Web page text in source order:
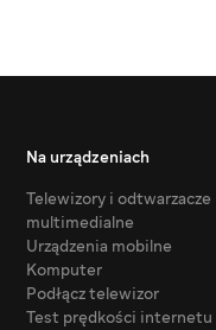
Na urządzeniach
Telewizory i odtwarzacze
multimedialne
Urządzenia mobilne
Komputer
Podłącz telewizor
Test prędkości internetu